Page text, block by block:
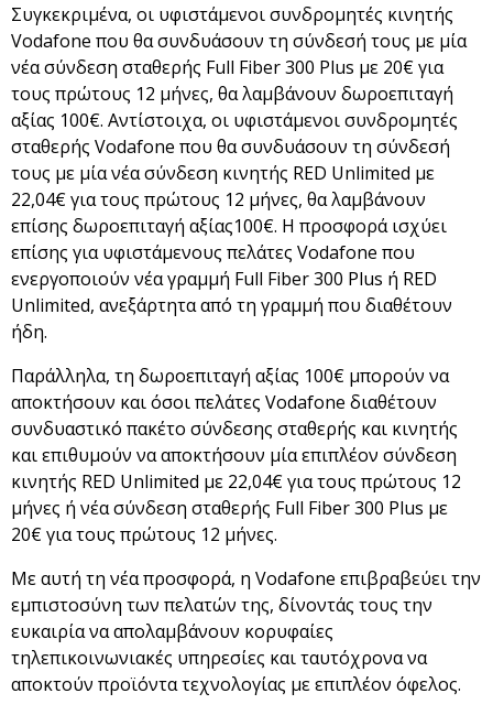
Συγκεκριμένα, οι υφιστάμενοι συνδρομητές κινητής
Vodafone που θα συνδυάσουν τη σύνδεσή τους με μία
νέα σύνδεση σταθερής Full Fiber 300 Plus με 20€ για
τους πρώτους 12 μήνες, θα λαμβάνουν δωροεπιταγή
αξίας 100€. Αντίστοιχα, οι υφιστάμενοι συνδρομητές
σταθερής Vodafone που θα συνδυάσουν τη σύνδεσή
τους με μία νέα σύνδεση κινητής RED Unlimited με
22,04€ για τους πρώτους 12 μήνες, θα λαμβάνουν
επίσης δωροεπιταγή αξίας100€. Η προσφορά ισχύει
επίσης για υφιστάμενους πελάτες Vodafone που
ενεργοποιούν νέα γραμμή Full Fiber 300 Plus ή RED
Unlimited, ανεξάρτητα από τη γραμμή που διαθέτουν
ήδη.
Παράλληλα, τη δωροεπιταγή αξίας 100€ μπορούν να
αποκτήσουν και όσοι πελάτες Vodafone διαθέτουν
συνδυαστικό πακέτο σύνδεσης σταθερής και κινητής
και επιθυμούν να αποκτήσουν μία επιπλέον σύνδεση
κινητής RED Unlimited με 22,04€ για τους πρώτους 12
μήνες ή νέα σύνδεση σταθερής Full Fiber 300 Plus με
20€ για τους πρώτους 12 μήνες.
Με αυτή τη νέα προσφορά, η Vodafone επιβραβεύει την
εμπιστοσύνη των πελατών της, δίνοντάς τους την
ευκαιρία να απολαμβάνουν κορυφαίες
τηλεπικοινωνιακές υπηρεσίες και ταυτόχρονα να
αποκτούν προϊόντα τεχνολογίας με επιπλέον όφελος.